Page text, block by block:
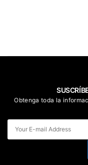
Obtenga toda la